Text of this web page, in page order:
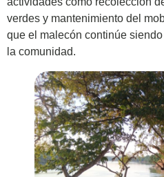
verdes y mantenimiento del
que el malecón continúe
la comunidad.